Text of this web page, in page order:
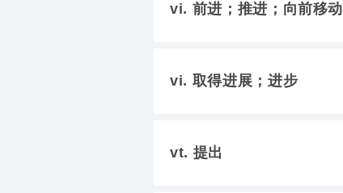
vi. 前进；推进；向前移
vi. 取得进展；进步
vt. 提出